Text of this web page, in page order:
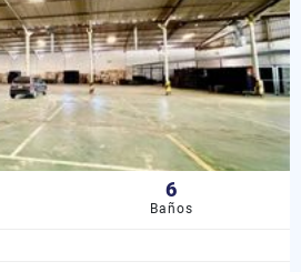
6
Baños